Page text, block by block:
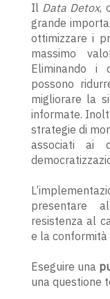
Il Data Detox,
grande
ottimizzare i
massimo
Eliminando i
possono
migliorare la
informate.
strategie di
associati ai
presentare
resistenza al
e la conformità
Eseguire una
una questione